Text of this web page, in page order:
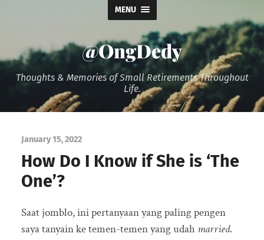
MENU
@OngDedy
Thoughts & Memories of Small Retirements Throughout
Life.
January 15, 2022
How Do I Know if She is ‘The
One’?
Saat jomblo, ini pertanyaan yang paling pengen
saya tanyain ke temen-temen yang udah married.